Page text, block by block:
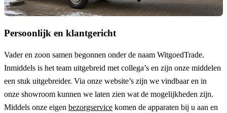
Persoonlijk en klantgericht
Vader en zoon samen begonnen onder de naam WitgoedTrade.
Inmiddels is het team uitgebreid met collega’s en zijn onze middelen
een stuk uitgebreider. Via onze website’s zijn we vindbaar en in
onze showroom kunnen we laten zien wat de mogelijkheden zijn.
Middels onze eigen bezorgservice komen de apparaten bij u aan en